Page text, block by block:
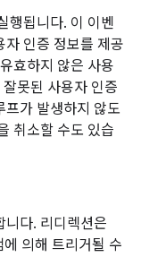
행됩니다. 이 이벤
인증 정보를 제공
효하지 않은 사용
못된 사용자 인증
프가 발생하지 않도
취소할 수도 있습
니다. 리디렉션은
의해 트리거될 수